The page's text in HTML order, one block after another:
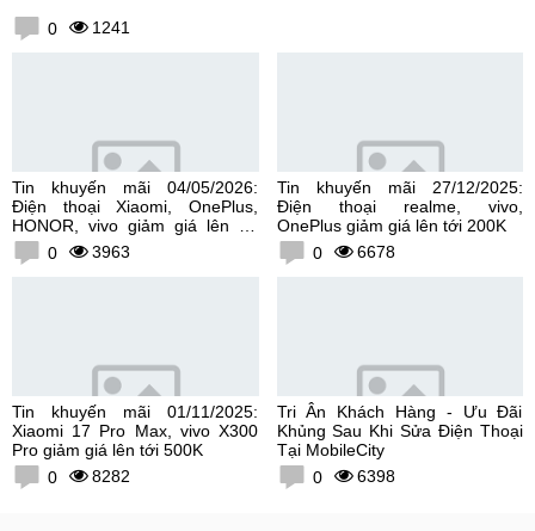
0 1241
Tin khuyến mãi 04/05/2026:
Điện thoại Xiaomi, OnePlus,
HONOR, vivo giảm giá lên tới
300K0 3963
Tin khuyến mãi 27/12/2025:
Điện thoại realme, vivo,
OnePlus giảm giá lên tới 200K
0
6678
Tin khuyến mãi 01/11/2025:
Xiaomi 17 Pro Max, vivo X300
Pro giảm giá lên tới 500K
0
8282
Tri Ân Khách Hàng - Ưu Đãi
Khủng Sau Khi Sửa Điện Thoại
Tại MobileCity
0
6398